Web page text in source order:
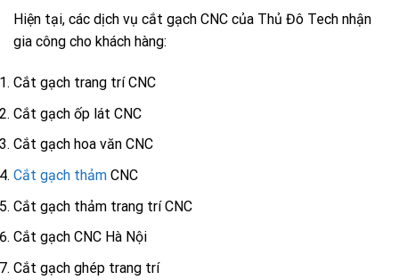
Hiện tại, các dịch vụ cắt gạch CNC của Thủ Đô Tech nhận
gia công cho khách hàng:
Cắt gạch trang trí CNC
Cắt gạch ốp lát CNC
Cắt gạch hoa văn CNC
Cắt gạch thảm CNC
Cắt gạch thảm trang trí CNC
Cắt gạch CNC Hà Nội
Cắt gạch ghép trang trí